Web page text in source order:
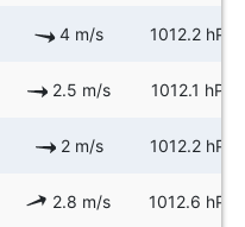
4 m/s 1012.2 hPa
2.5 m/s 1012.1 hPa
2 m/s 1012.2 hPa
2.8 m/s 1012.6 hPa